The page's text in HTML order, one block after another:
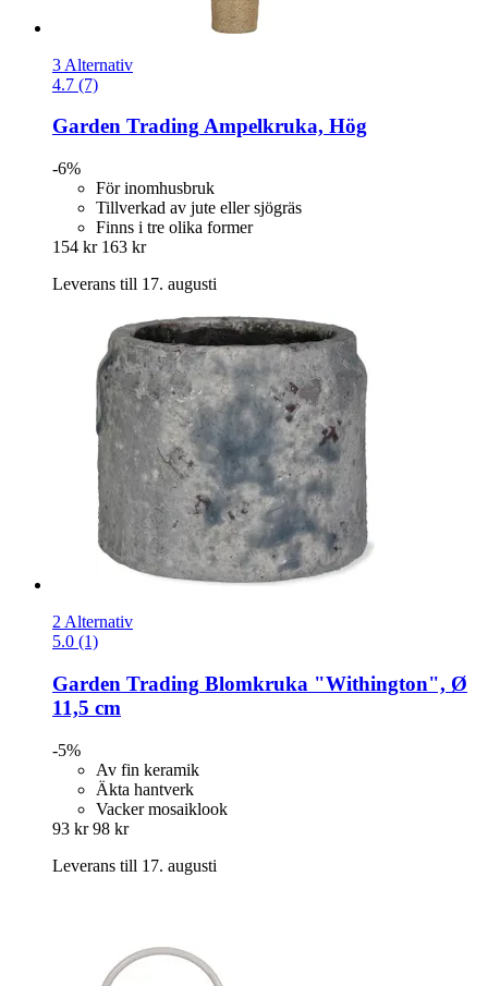
3 Alternativ
4.7 (7)
Garden TradingAmpelkruka, Hög
-6%
För inomhusbruk
Tillverkad av jute eller sjögräs
Finns i tre olika former
154 kr 163 kr
Leverans till 17. augusti
2 Alternativ
5.0 (1)
Garden Trading Blomkruka "Withington", Ø
11,5 cm
-5%
Av fin keramik
Äkta hantverk
Vacker mosaiklook
93 kr 98 kr
Leverans till 17. augusti